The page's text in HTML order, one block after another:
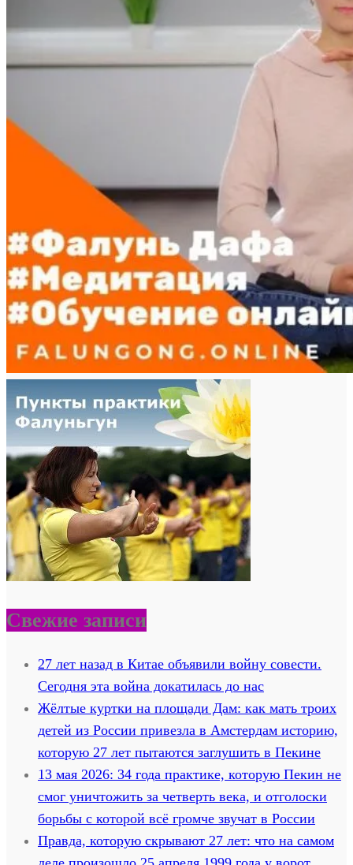
Свежие записи
27 лет назад в Китае объявили войну совести.
Сегодня эта война докатилась до нас
Жёлтые куртки на площади Дам: как мать троих
детей из России привезла в Амстердам историю,
которую 27 лет пытаются заглушить в Пекине
13 мая 2026: 34 года практике, которую Пекин не
смог уничтожить за четверть века, и отголоски
борьбы с которой всё громче звучат в России
Правда, которую скрывают 27 лет: что на самом